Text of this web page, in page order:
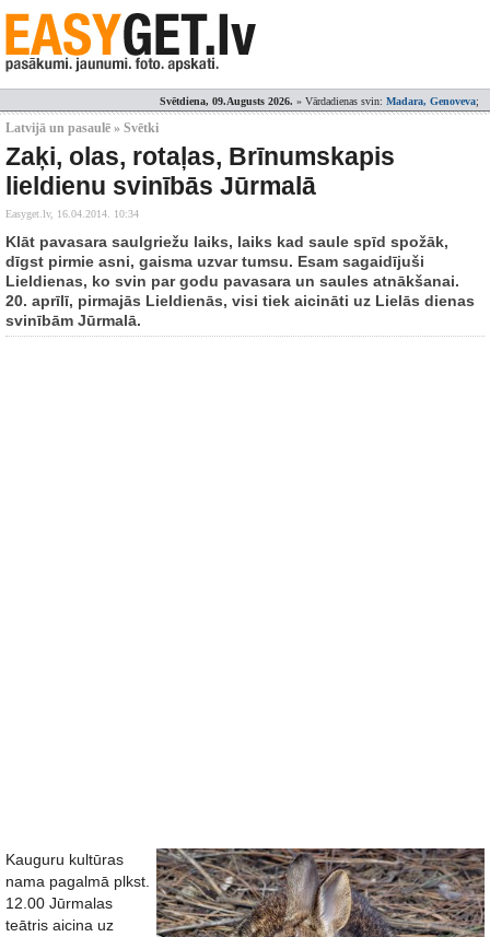
Svētdiena, 09.Augusts 2026. » Vārdadienas svin: Madara, Genoveva;
Latvijā un pasaulē » Svētki
Zaķi, olas, rotaļas, Brīnumskapis
lieldienu svinībās Jūrmalā
Easyget.lv, 16.04.2014. 10:34
Klāt pavasara saulgriežu laiks, laiks kad saule spīd spožāk,
dīgst pirmie asni, gaisma uzvar tumsu. Esam sagaidījuši
Lieldienas, ko svin par godu pavasara un saules atnākšanai.
20. aprīlī, pirmajās Lieldienās, visi tiek aicināti uz Lielās dienas
svinībām Jūrmalā.
Kauguru kultūras
nama pagalmā plkst.
12.00 Jūrmalas
teātris aicina uz